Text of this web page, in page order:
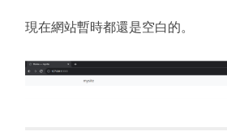
現在網站暫時都還是空白的。